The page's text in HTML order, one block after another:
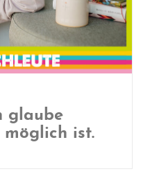
glaube
möglich ist.